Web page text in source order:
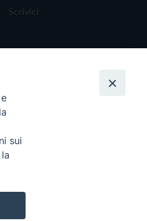
Scrivici
sui